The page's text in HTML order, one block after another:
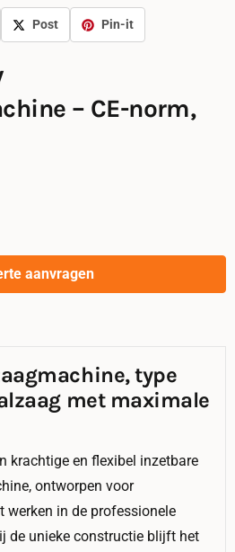
Post Pin-it
– CE-norm,
aanvragen
type
met maximale
krachtige en flexibel inzetbare
ontworpen voor
werken in de professionele
de unieke constructie blijft het